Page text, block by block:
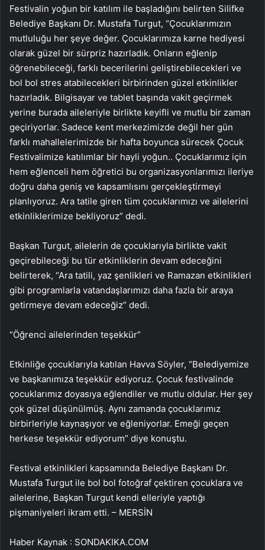
Festivalin yoğun bir katılım ile başladığını belirten Silifke
Belediye Başkanı Dr. Mustafa Turgut, “Çocuklarımızın
mutluluğu her şeye değer. Çocuklarımıza karne hediyesi
olarak güzel bir sürpriz hazırladık. Onların eğlenip
öğrenebileceği, farklı becerilerini geliştirebilecekleri ve
bol bol stres atabilecekleri birbirinden güzel etkinlikler
hazırladık. Bilgisayar ve tablet başında vakit geçirmek
yerine burada aileleriyle birlikte keyifli ve mutlu bir zaman
geçiriyorlar. Sadece kent merkezimizde değil her gün
farklı mahallelerimizde bir hafta boyunca sürecek Çocuk
Festivalimize katılımlar bir hayli yoğun.. Çocuklarımız için
hem eğlenceli hem öğretici bu organizasyonlarımızı ileriye
doğru daha geniş ve kapsamlısını gerçekleştirmeyi
planlıyoruz. Ara tatile giren tüm çocuklarımızı ve ailelerini
etkinliklerimize bekliyoruz” dedi.
Başkan Turgut, ailelerin de çocuklarıyla birlikte vakit
geçirebileceği bu tür etkinliklerin devam edeceğini
belirterek, “Ara tatili, yaz şenlikleri ve Ramazan etkinlikleri
gibi programlarla vatandaşlarımızı daha fazla bir araya
getirmeye devam edeceğiz” dedi.
“Öğrenci ailelerinden teşekkür”
Etkinliğe çocuklarıyla katılan Havva Söyler, “Belediyemize
ve başkanımıza teşekkür ediyoruz. Çocuk festivalinde
çocuklarımız doyasıya eğlendiler ve mutlu oldular. Her şey
çok güzel düşünülmüş. Aynı zamanda çocuklarımız
birbirleriyle kaynaşıyor ve eğleniyorlar. Emeği geçen
herkese teşekkür ediyorum” diye konuştu.
Festival etkinlikleri kapsamında Belediye Başkanı Dr.
Mustafa Turgut ile bol bol fotoğraf çektiren çocuklara ve
ailelerine, Başkan Turgut kendi elleriyle yaptığı
pişmaniyeleri ikram etti. – MERSİN
Haber Kaynak : SONDAKIKA.COM